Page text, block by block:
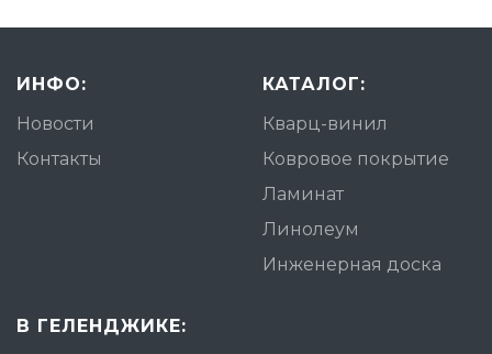
ИНФО:
Новости
Контакты
КАТАЛОГ:
Кварц-винил
Ковровое покрытие
Ламинат
Линолеум
Инженерная доска
В ГЕЛЕНДЖИКЕ: